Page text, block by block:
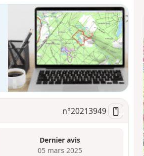
n°20213949
Dernier avis
05 mars 2025